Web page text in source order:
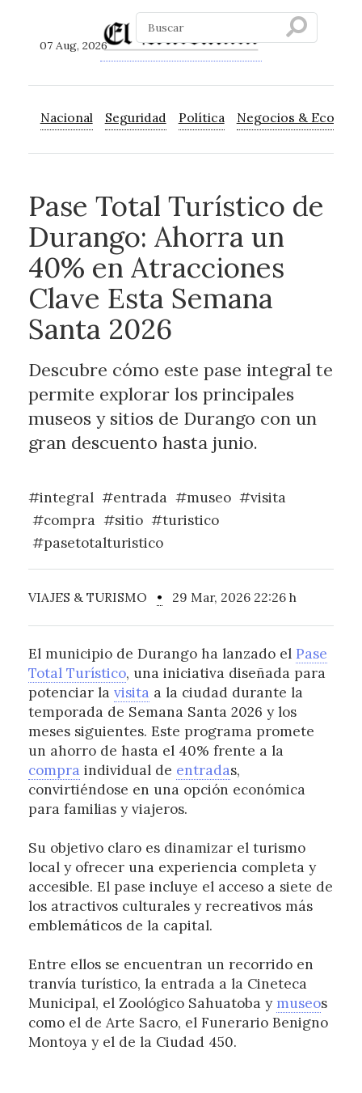
07 Aug, 2026
Nacional Seguridad Política Negocios &
Pase Total Turístico de
Durango: Ahorra un
40% en Atracciones
Clave Esta Semana
Santa 2026
Descubre cómo este pase integral te
permite explorar los principales
museos y sitios de Durango con un
gran descuento hasta junio.
#integral #entrada #museo #visita
#compra #sitio #turistico
#pasetotalturistico
VIAJES & TURISMO • 29 Mar, 2026 22:26 h
El municipio de Durango ha lanzado el Pase
Total Turístico, una iniciativa diseñada para
potenciar la visita a la ciudad durante la
temporada de Semana Santa 2026 y los
meses siguientes. Este programa promete
un ahorro de hasta el 40% frente a la
compra individual de entradas,
convirtiéndose en una opción económica
para familias y viajeros.
Su objetivo claro es dinamizar el turismo
local y ofrecer una experiencia completa y
accesible. El pase incluye el acceso a siete de
los atractivos culturales y recreativos más
emblemáticos de la capital.
Entre ellos se encuentran un recorrido en
tranvía turístico, la entrada a la Cineteca
Municipal, el Zoológico Sahuatoba y museos
como el de Arte Sacro, el Funerario Benigno
Montoya y el de la Ciudad 450.